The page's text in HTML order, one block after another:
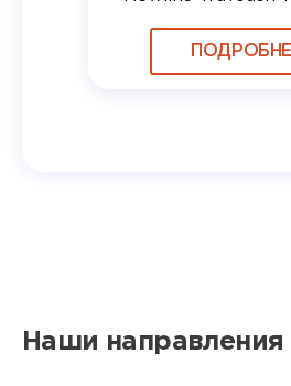
Наши направления